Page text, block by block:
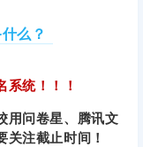
么？
统！！！
用问卷星、腾讯文
注截止时间！